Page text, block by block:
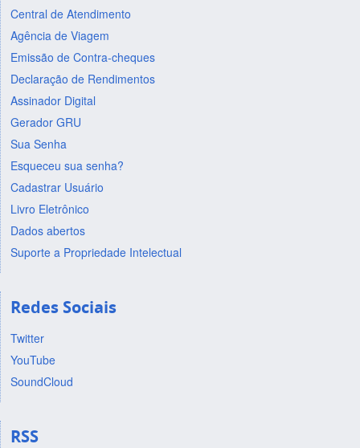
Central de Atendimento
Agência de Viagem
Emissão de Contra-cheques
Declaração de Rendimentos
Assinador Digital
Gerador GRU
Sua Senha
Esqueceu sua senha?
Cadastrar Usuário
Livro Eletrônico
Dados abertos
Suporte a Propriedade Intelectual
Redes Sociais
Twitter
YouTube
SoundCloud
RSS